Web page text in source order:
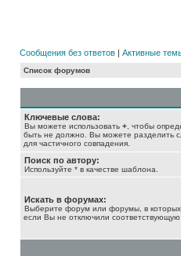
Сообщения без ответов | Активные
Список форумов
Ключевые слова:
Вы можете использовать + , чтобы
быть не должно. Вы можете разделить
для частичного совпадения.
Поиск по автору:
Используйте * в качестве шаблона.
Искать в форумах:
Выберите форум или форумы, в которых
если Вы не отключили